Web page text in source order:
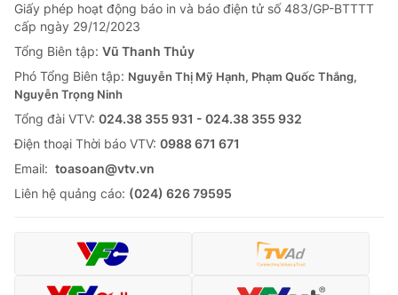
Giấy phép hoạt động báo in và báo điện tử số 483/GP-BTTTT
cấp ngày 29/12/2023
Tổng Biên tập: Vũ Thanh Thủy
Phó Tổng Biên tập: Nguyễn Thị Mỹ Hạnh, Phạm Quốc Thắng,
Nguyễn Trọng Ninh
Tổng đài VTV: 024.38 355 931 - 024.38 355 932
Ðiện thoại Thời báo VTV: 0988 671 671
Email: toasoan@vtv.vn
Liên hệ quảng cáo: (024) 626 79595